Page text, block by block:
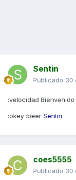
Sentin
Publicado 30
:velocidad
:okey :beer Sentin
coes5555
Publicado 30